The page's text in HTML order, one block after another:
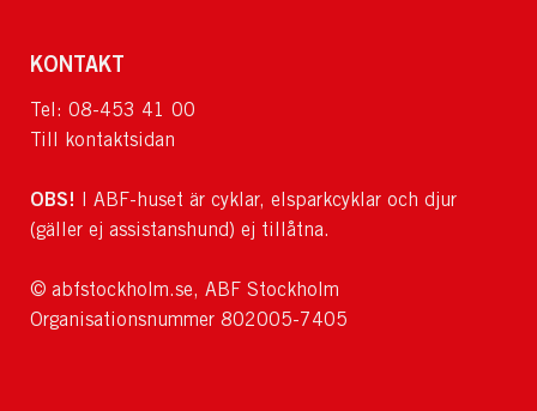
KONTAKT
Tel: 08-453 41 00
Till kontaktsidan
OBS! I ABF-huset är cyklar, elsparkcyklar och djur
(gäller ej assistanshund) ej tillåtna.
© abfstockholm.se, ABF Stockholm
Organisationsnummer 802005-7405